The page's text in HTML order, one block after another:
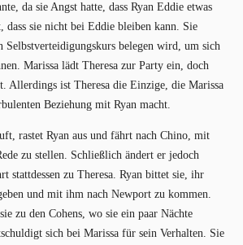
da sie Angst hatte, dass Ryan Eddie etwas
dass sie nicht bei Eddie bleiben kann. Sie
Selbstverteidigungskurs belegen wird, um sich
Marissa lädt Theresa zur Party ein, doch
Allerdings ist Theresa die Einzige, die Marissa
Beziehung mit Ryan macht.
rastet Ryan aus und fährt nach Chino, mit
zu stellen. Schließlich ändert er jedoch
stattdessen zu Theresa. Ryan bittet sie, ihr
und mit ihm nach Newport zu kommen.
zu den Cohens, wo sie ein paar Nächte
sich bei Marissa für sein Verhalten. Sie